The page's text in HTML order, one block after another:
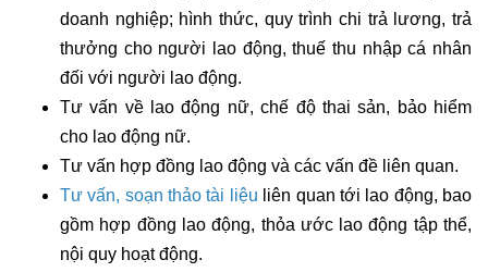
doanh nghiệp; hình thức, quy trình chi trả lương, trả
thưởng cho người lao động, thuế thu nhập cá nhân
đối với người lao động.
Tư vấn về lao động nữ, chế độ thai sản, bảo hiểm
cho lao động nữ.
Tư vấn hợp đồng lao động và các vấn đề liên quan.
Tư vấn, soạn thảo tài liệu liên quan tới lao động, bao
gồm hợp đồng lao động, thỏa ước lao động tập thể,
nội quy hoạt động.